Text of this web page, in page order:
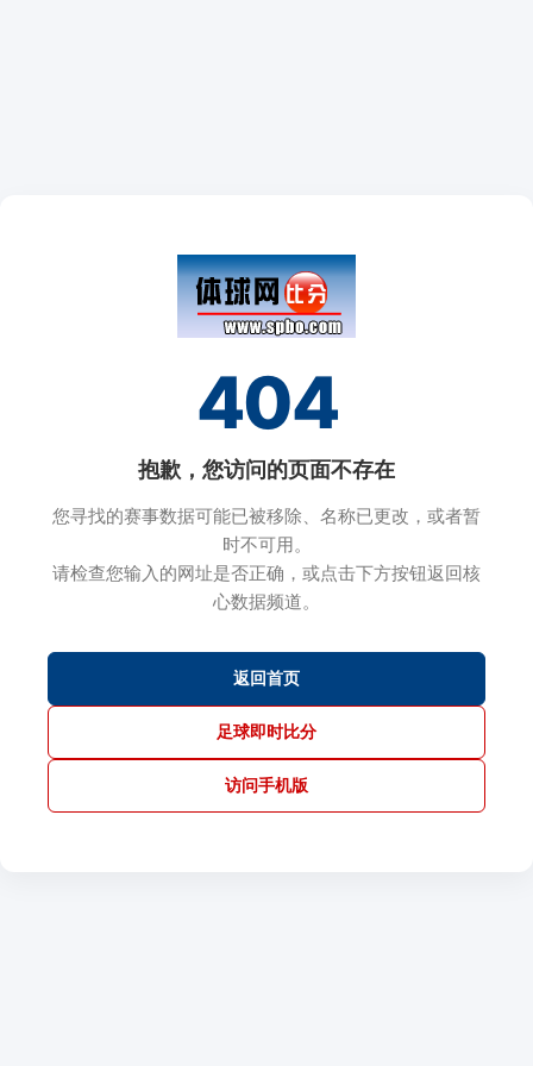
404
抱歉，您访问的页面不存在
您寻找的赛事数据可能已被移除、名称已更改，或者暂
时不可用。
请检查您输入的网址是否正确，或点击下方按钮返回核
心数据频道。
返回首页
足球即时比分
访问手机版